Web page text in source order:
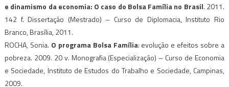
e dinamismo da economia: O caso do Bolsa Família no Brasil. 2011.
142 f. Dissertação (Mestrado) – Curso de Diplomacia, Instituto Rio
Branco, Brasília, 2011.
ROCHA, Sonia. O programa Bolsa Família: evolução e efeitos sobre a
pobreza. 2009. 20 v. Monografia (Especialização) – Curso de Economia
e Sociedade, Instituto de Estudos do Trabalho e Sociedade, Campinas,
2009.